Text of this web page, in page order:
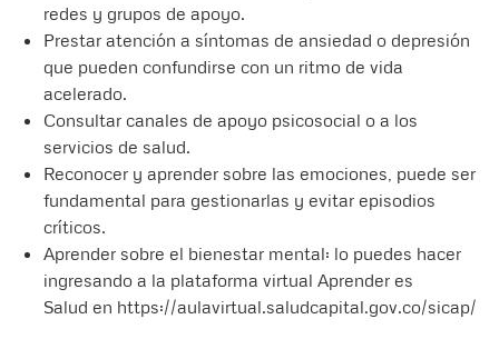
redes y grupos de apoyo.
Prestar atención a síntomas de ansiedad o depresión
que pueden confundirse con un ritmo de vida
acelerado.
Consultar canales de apoyo psicosocial o a los
servicios de salud.
Reconocer y aprender sobre las emociones, puede ser
fundamental para gestionarlas y evitar episodios
críticos.
Aprender sobre el bienestar mental: lo puedes hacer
ingresando a la plataforma virtual Aprender es
Salud en https://aulavirtual.saludcapital.gov.co/sicap/